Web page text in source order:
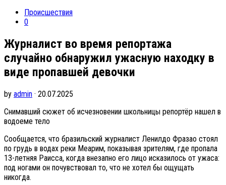
Происшествия
0
Журналист во время репортажа
случайно обнаружил ужасную находку в
виде пропавшей девочки
by admin · 20.07.2025
Снимавший сюжет об исчезновении школьницы репортёр нашел в
водоеме тело
Сообщается, что бразильский журналист Ленилдо Фразао стоял
по грудь в водах реки Меарим, показывая зрителям, где пропала
13-летняя Раисса, когда внезапно его лицо исказилось от ужаса:
под ногами он почувствовал то, что не хотел бы ощущать
никогда.